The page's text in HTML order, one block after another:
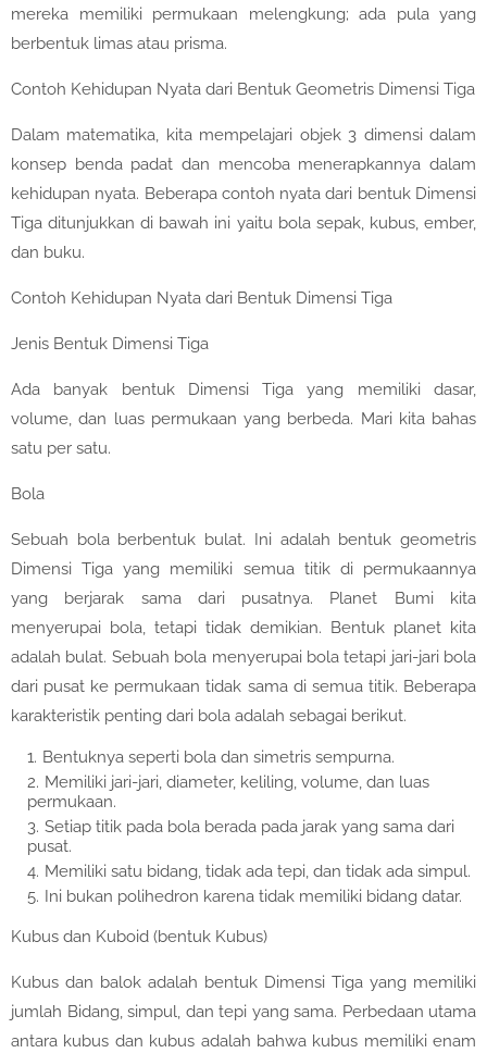
mereka memiliki permukaan melengkung; ada pula yang
berbentuk limas atau prisma.
Contoh Kehidupan Nyata dari Bentuk Geometris Dimensi Tiga
Dalam matematika, kita mempelajari objek 3 dimensi dalam
konsep benda padat dan mencoba menerapkannya dalam
kehidupan nyata. Beberapa contoh nyata dari bentuk Dimensi
Tiga ditunjukkan di bawah ini yaitu bola sepak, kubus, ember,
dan buku.
Contoh Kehidupan Nyata dari Bentuk Dimensi Tiga
Jenis Bentuk Dimensi Tiga
Ada banyak bentuk Dimensi Tiga yang memiliki dasar,
volume, dan luas permukaan yang berbeda. Mari kita bahas
satu per satu.
Bola
Sebuah bola berbentuk bulat. Ini adalah bentuk geometris
Dimensi Tiga yang memiliki semua titik di permukaannya
yang berjarak sama dari pusatnya. Planet Bumi kita
menyerupai bola, tetapi tidak demikian. Bentuk planet kita
adalah bulat. Sebuah bola menyerupai bola tetapi jari-jari bola
dari pusat ke permukaan tidak sama di semua titik. Beberapa
karakteristik penting dari bola adalah sebagai berikut.
Bentuknya seperti bola dan simetris sempurna.
Memiliki jari-jari, diameter, keliling, volume, dan luas
permukaan.
Setiap titik pada bola berada pada jarak yang sama dari
pusat.
Memiliki satu bidang, tidak ada tepi, dan tidak ada simpul.
Ini bukan polihedron karena tidak memiliki bidang datar.
Kubus dan Kuboid (bentuk Kubus)
Kubus dan balok adalah bentuk Dimensi Tiga yang memiliki
jumlah Bidang, simpul, dan tepi yang sama. Perbedaan utama
antara kubus dan kubus adalah bahwa kubus memiliki enam